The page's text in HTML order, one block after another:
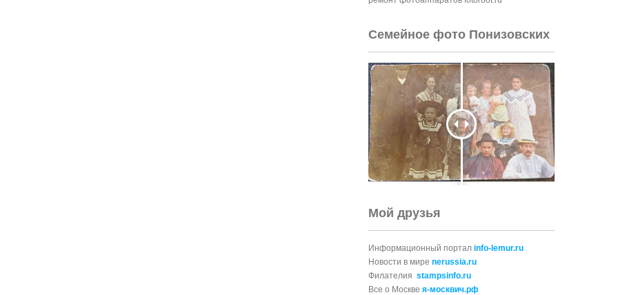
Семейное фото Понизовских
Мой друзья
Информационный портал info-lemur.ru
Новости в мире nerussia.ru
Филателия stampsinfo.ru
Все о Москве я-москвич.рф